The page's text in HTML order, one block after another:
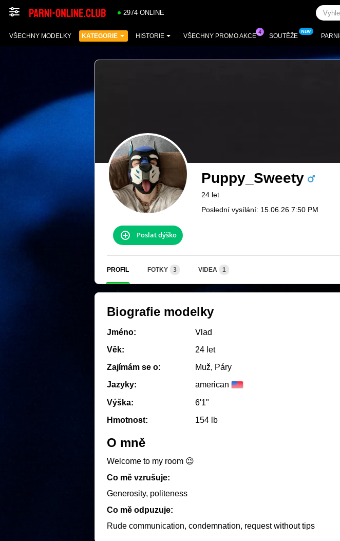
2974 ONLINE
VŠECHNY MODELKY KATEGORIE HISTORIE VŠECHNY PROMO AKCE SOUTĚŽE
Puppy_Sweety
24 let
Poslední vysílání: 15.06.26 7:50 PM
Poslat dýško
PROFIL FOTKY 3 VIDEA 1
Biografie modelky
Jméno:
Vlad
Věk:
24 let
Zajímám se o:
Muž, Páry
Jazyky:
american
Výška:
6'1"
Hmotnost:
154 lb
O mně
Welcome to my room 😉
Co mě vzrušuje:
Generosity, politeness
Co mě odpuzuje:
Rude communication, condemnation, request without tips